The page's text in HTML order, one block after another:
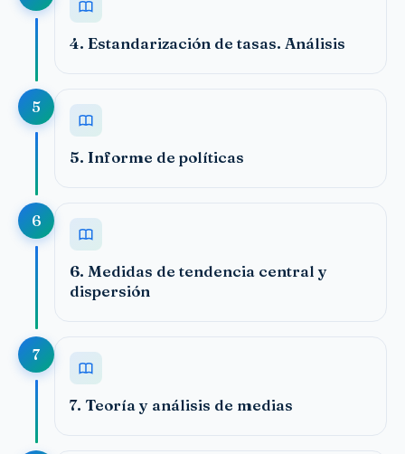
4. Estandarización de tasas. Análisis
5
5. Informe de políticas
6
6. Medidas de tendencia central y
dispersión
7
7. Teoría y análisis de medias